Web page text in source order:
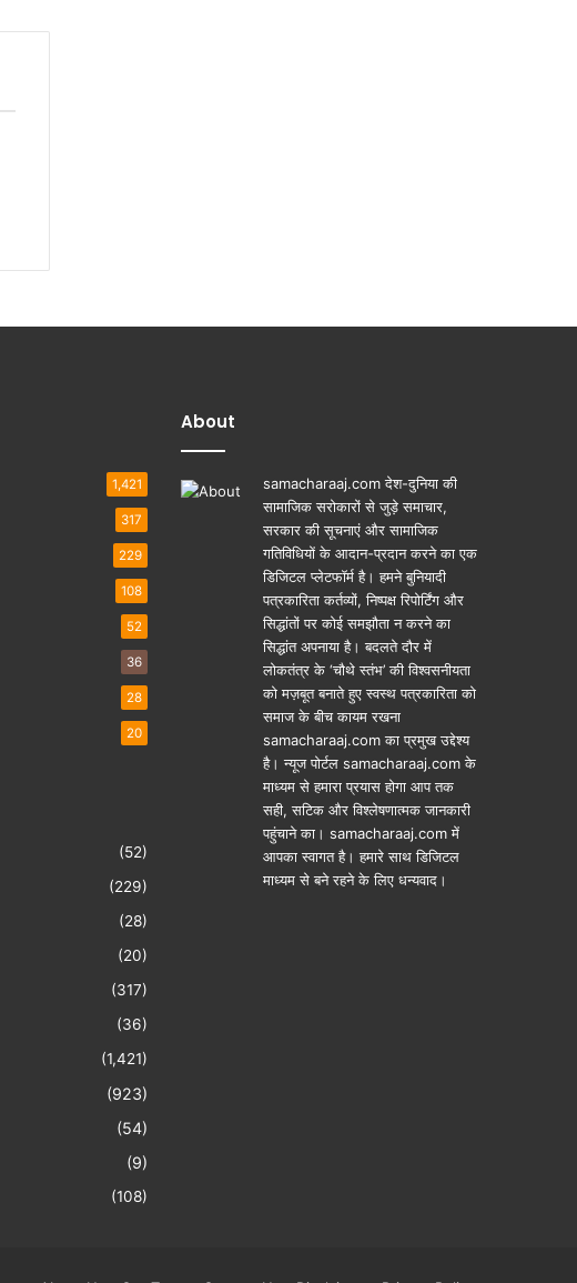
1,421
317
229
108
52
36
28
20
(52)
(229)
(28)
(20)
(317)
(36)
(1,421)
(923)
(54)
(9)
(108)
About
samacharaaj.com देश-दुनिया की
सामाजिक सरोकारों से जुड़े समाचार,
सरकार की सूचनाएं और सामाजिक
गतिविधियाें के आदान-प्रदान करने का एक
डिजिटल प्लेटफॉर्म है। हमने बुनियादी
पत्रकारिता कर्तव्यों, निष्पक्ष रिपोर्टिंग और
सिद्धांतों पर कोई समझौता न करने का
सिद्धांत अपनाया है। बदलते दौर में
लोकतंत्र के ‘चौथे स्तंभ’ की विश्वसनीयता
को मज़बूत बनाते हुए स्वस्थ पत्रकारिता को
समाज के बीच कायम रखना
samacharaaj.com का प्रमुख उद्देश्य
है। न्यूज पोर्टल samacharaaj.com के
माध्यम से हमारा प्रयास होगा आप तक
सही, सटिक और विश्लेषणात्मक जानकारी
पहुंचाने का। samacharaaj.com में
आपका स्‍वागत है। हमारे साथ डिजिटल
माध्‍यम से बने रहने के लिए धन्‍यवाद।